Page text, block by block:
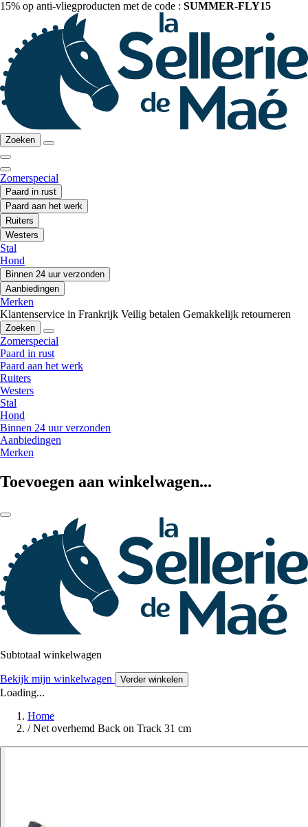
15% op anti-vliegproducten met de code : SUMMER-FLY15
Zoeken
Zomerspecial
Paard in rust
Paard aan het werk
Ruiters
Westers
Stal
Hond
Binnen 24 uur verzonden
Aanbiedingen
Merken
Klantenservice in Frankrijk Veilig betalen Gemakkelijk retourneren
Zoeken
Zomerspecial
Paard in rust
Paard aan het werk
Ruiters
Westers
Stal
Hond
Binnen 24 uur verzonden
Aanbiedingen
Merken
Toevoegen aan winkelwagen...
Subtotaal winkelwagen
Bekijk mijn winkelwagen Verder winkelen
Loading...
Home
/ Net overhemd Back on Track 31 cm